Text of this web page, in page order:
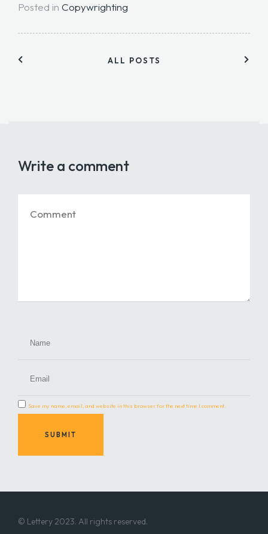
Posted in Copywrighting
ALL POSTS
Write a comment
Save my name, email, and website in this browser for the next time I comment.
SUBMIT
© Lettery 2023. All rights reserved.